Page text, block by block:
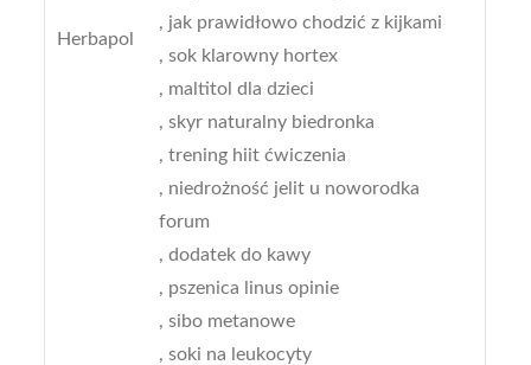
Herbapol
, jak prawidłowo chodzić z kijkami
, sok klarowny hortex
, maltitol dla dzieci
, skyr naturalny biedronka
, trening hiit ćwiczenia
, niedrożność jelit u noworodka
forum
, dodatek do kawy
, pszenica linus opinie
, sibo metanowe
, soki na leukocyty